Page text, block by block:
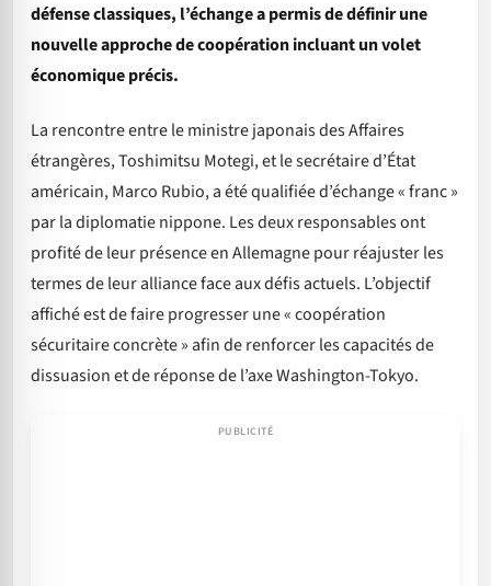
défense classiques, l’échange a permis de définir une
nouvelle approche de coopération incluant un volet
économique précis.
La rencontre entre le ministre japonais des Affaires
étrangères, Toshimitsu Motegi, et le secrétaire d’État
américain, Marco Rubio, a été qualifiée d’échange « franc »
par la diplomatie nippone. Les deux responsables ont
profité de leur présence en Allemagne pour réajuster les
termes de leur alliance face aux défis actuels. L’objectif
affiché est de faire progresser une « coopération
sécuritaire concrète » afin de renforcer les capacités de
dissuasion et de réponse de l’axe Washington-Tokyo.